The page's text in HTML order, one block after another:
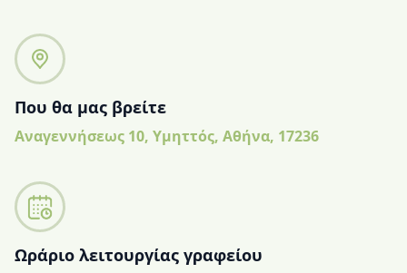
Που θα μας βρείτε
Αναγεννήσεως 10, Υμηττός, Αθήνα, 17236
Ωράριο λειτουργίας γραφείου